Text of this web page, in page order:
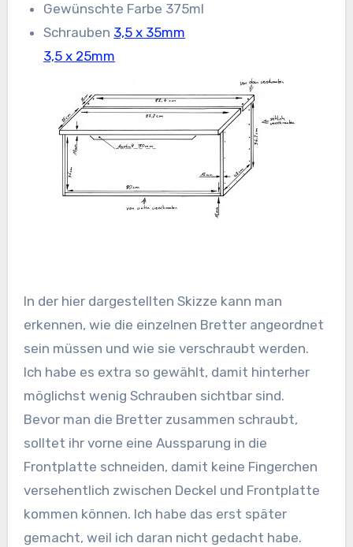
Gewünschte Farbe 375ml
Schrauben 3,5 x 35mm
3,5 x 25mm
In der hier dargestellten Skizze kann man
erkennen, wie die einzelnen Bretter angeordnet
sein müssen und wie sie verschraubt werden.
Ich habe es extra so gewählt, damit hinterher
möglichst wenig Schrauben sichtbar sind.
Bevor man die Bretter zusammen schraubt,
solltet ihr vorne eine Aussparung in die
Frontplatte schneiden, damit keine Fingerchen
versehentlich zwischen Deckel und Frontplatte
kommen können. Ich habe das erst später
gemacht, weil ich daran nicht gedacht habe.